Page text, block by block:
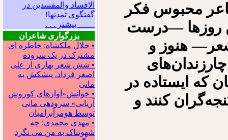
الافساد والمفسدین در
گفتگوی تمدنها!
بیشتر . . .
بزرگواری شاعران
• جلال ملکشاه: خاطره ای
مشترک در یک سروده
• شش شعر بهاری از علی
اصغر فرداد. پیشکش به
مانی
• خوانش«آوازهای کوروش
آریایی» سروده‍ی مانی
توسط هومرآبرامیان
• مهدی محمدی: چه
شهوتناک به من می نگرد
محبوس فکر
روزها —درست
هنوز و
ایستاده در
کنند و